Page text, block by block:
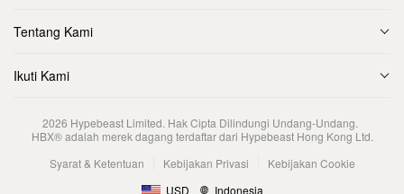
Tentang Kami
Ikuti Kami
2026 Hypebeast Limited. Hak Cipta Dilindungi Undang-Undang.
HBX® adalah merek dagang terdaftar dari Hypebeast Hong Kong Ltd.
Syarat & Ketentuan
Kebijakan Privasi
Kebijakan Cookie
USD
Indonesia